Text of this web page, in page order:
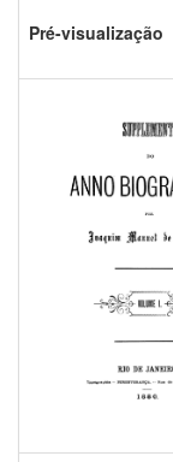
Pré-visualização